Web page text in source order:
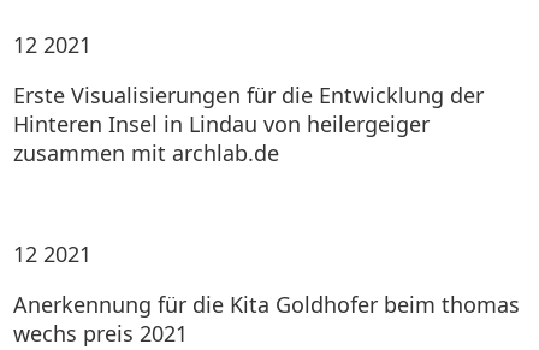
12 2021
Erste Visualisierungen für die Entwicklung der
Hinteren Insel in Lindau von heilergeiger
zusammen mit archlab.de
12 2021
Anerkennung für die Kita Goldhofer beim thomas
wechs preis 2021